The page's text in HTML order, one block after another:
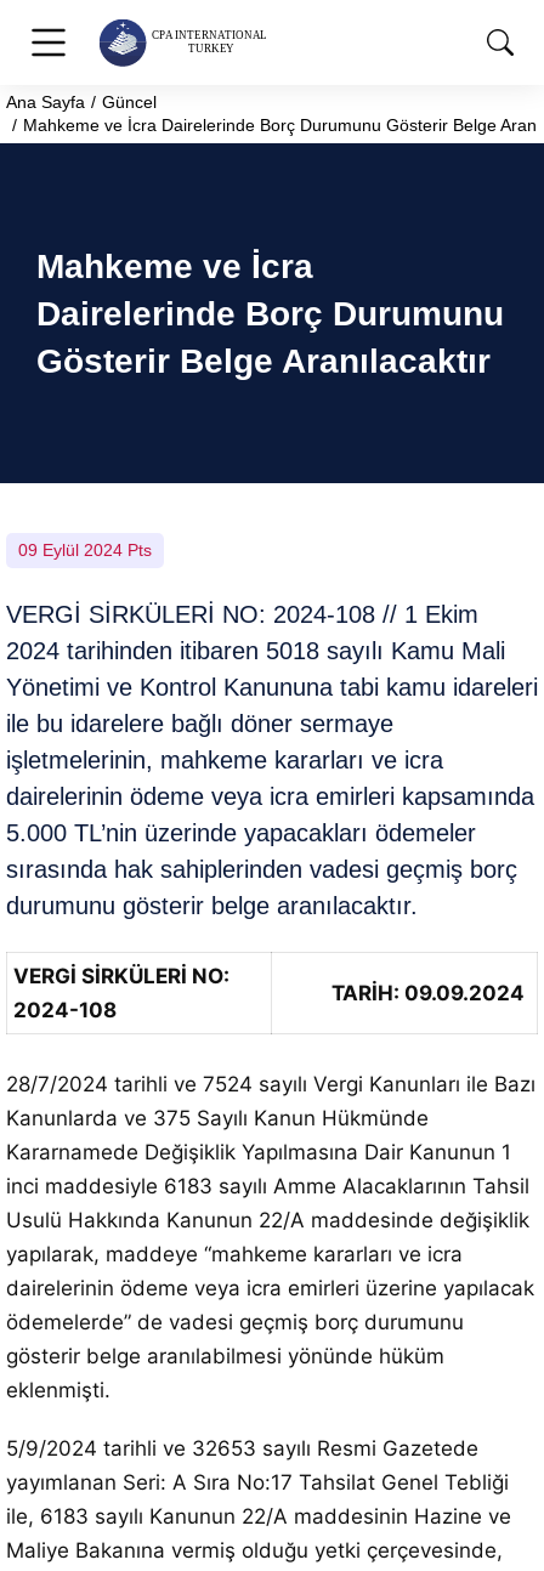
You are here:
Ana Sayfa
Güncel
Mahkeme ve İcra Dairelerinde Borç Durumunu Gösterir Belge
Mahkeme ve İcra
Dairelerinde Borç Durumunu
Gösterir Belge Aranılacaktır
09 Eylül 2024 Pts
VERGİ SİRKÜLERİ NO: 2024-108 // 1 Ekim
2024 tarihinden itibaren 5018 sayılı Kamu Mali
Yönetimi ve Kontrol Kanununa tabi kamu idareleri
ile bu idarelere bağlı döner sermaye
işletmelerinin, mahkeme kararları ve icra
dairelerinin ödeme veya icra emirleri kapsamında
5.000 TL’nin üzerinde yapacakları ödemeler
sırasında hak sahiplerinden vadesi geçmiş borç
durumunu gösterir belge aranılacaktır.
VERGİ SİRKÜLERİ NO:
2024-108
TARİH: 09.09.2024
28/7/2024 tarihli ve 7524 sayılı Vergi Kanunları ile Bazı
Kanunlarda ve 375 Sayılı Kanun Hükmünde
Kararnamede Değişiklik Yapılmasına Dair Kanunun 1
inci maddesiyle 6183 sayılı Amme Alacaklarının Tahsil
Usulü Hakkında Kanunun 22/A maddesinde değişiklik
yapılarak, maddeye “mahkeme kararları ve icra
dairelerinin ödeme veya icra emirleri üzerine yapılacak
ödemelerde” de vadesi geçmiş borç durumunu
gösterir belge aranılabilmesi yönünde hüküm
eklenmişti.
5/9/2024 tarihli ve 32653 sayılı Resmi Gazetede
yayımlanan Seri: A Sıra No:17 Tahsilat Genel Tebliği
ile, 6183 sayılı Kanunun 22/A maddesinin Hazine ve
Maliye Bakanına vermiş olduğu yetki çerçevesinde,